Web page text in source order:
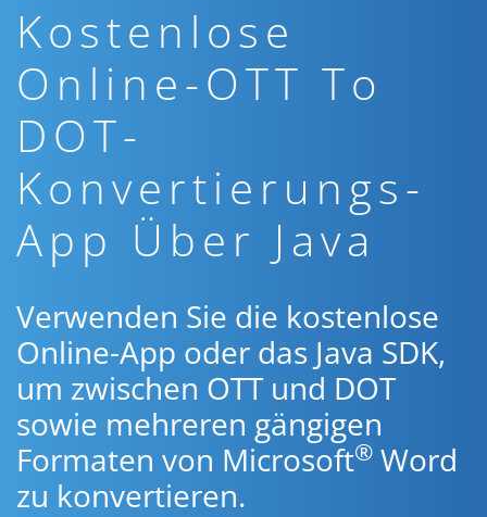
Kostenlose
Online-OTT To
DOT-
Konvertierungs-
App Über Java
Verwenden Sie die kostenlose
Online-App oder das Java SDK,
um zwischen OTT und DOT
sowie mehreren gängigen
Formaten von Microsoft® Word
zu konvertieren.